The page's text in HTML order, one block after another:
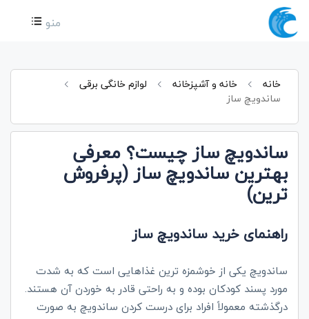
منو
خانه خانه و آشپزخانه
لوازم خانگی برقی
ساندویچ ساز
ساندویچ ساز چیست؟ معرفی
بهترین ساندویچ ساز (پرفروش
ترین)
راهنمای خرید ساندویچ ساز
ساندویچ یکی از خوشمزه ترین غذاهایی است که به شدت
مورد پسند کودکان بوده و به راحتی قادر به خوردن آن هستند.
درگذشته معمولاً افراد برای درست کردن ساندویچ به صورت